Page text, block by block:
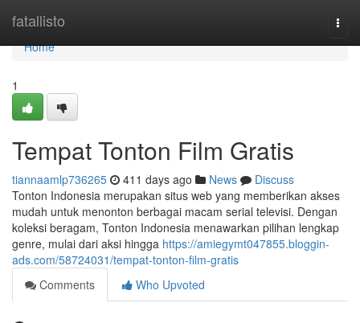
fatallisto
Home
Home
1
Tempat Tonton Film Gratis
tiannaamlp736265 411 days ago News
Discuss
Tonton Indonesia merupakan situs web yang memberikan akses
mudah untuk menonton berbagai macam serial televisi. Dengan
koleksi beragam, Tonton Indonesia menawarkan pilihan lengkap
genre, mulai dari aksi hingga https://amiegymt047855.bloggin-
ads.com/58724031/tempat-tonton-film-gratis
Comments
Who Upvoted